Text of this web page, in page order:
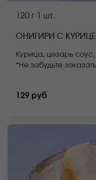
120 г 1 шт.
ОНИГИРИ С
Курица, цезарь
*Не забудьте
вид блюда может
129 руб